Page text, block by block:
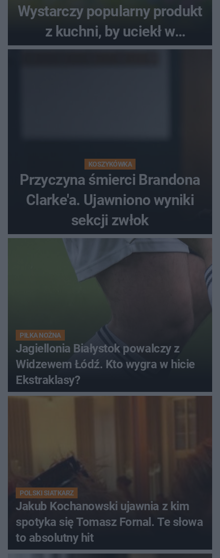
Wystarczy popularny produkt
z kuchni, by uciekł w
popłochu
KOSZYKÓWKA
Przyczyna śmierci Brandona
Clarke'a. Ujawniono wyniki
sekcji zwłok
PIŁKA NOŻNA
Jagiellonia Białystok powalczy z
Widzewem Łódź. Kto wygra w hicie
Ekstraklasy?
POLSKI SIATKARZ
Jakub Kochanowski ujawnia z kim
spotyka się Tomasz Fornal. Te słowa
to absolutny hit